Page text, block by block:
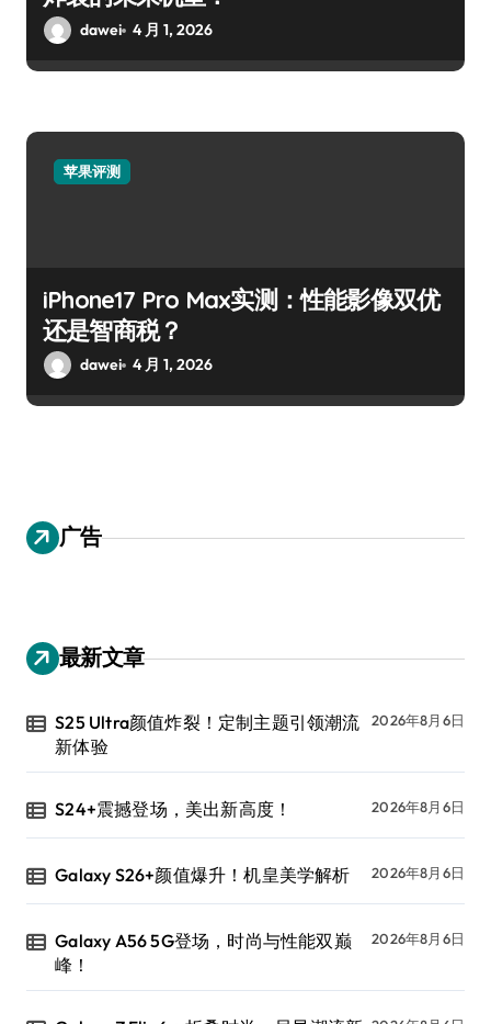
dawei 4 月 1, 2026
苹果评测
iPhone17 Pro Max实测：性能影像双优
还是智商税？
dawei 4 月 1, 2026
广告
最新文章
S25 Ultra颜值炸裂！定制主题引领潮流
新体验
2026年8月6日
S24+震撼登场，美出新高度！ 2026年8月6日
Galaxy S26+颜值爆升！机皇美学解析 2026年8月6日
Galaxy A56 5G登场，时尚与性能双巅
峰！
2026年8月6日